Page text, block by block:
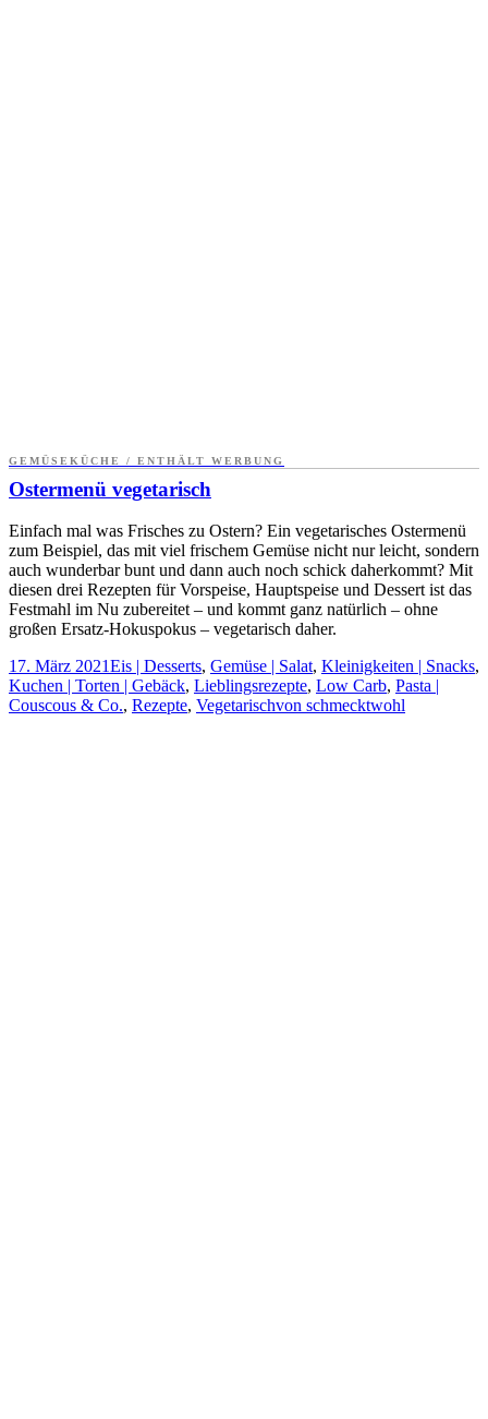
GEMÜSEKÜCHE / ENTHÄLT WERBUNG
Ostermenü vegetarisch
Einfach mal was Frisches zu Ostern? Ein vegetarisches Ostermenü
zum Beispiel, das mit viel frischem Gemüse nicht nur leicht, sondern
auch wunderbar bunt und dann auch noch schick daherkommt? Mit
diesen drei Rezepten für Vorspeise, Hauptspeise und Dessert ist das
Festmahl im Nu zubereitet – und kommt ganz natürlich – ohne
großen Ersatz-Hokuspokus – vegetarisch daher.
17. März 2021Eis | Desserts, Gemüse | Salat, Kleinigkeiten | Snacks,
Kuchen | Torten | Gebäck, Lieblingsrezepte, Low Carb, Pasta |
Couscous & Co., Rezepte, Vegetarischvon schmecktwohl